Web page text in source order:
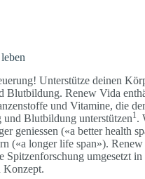
Unterstütze deinen
Blutbildung. Renew Vida
und Vitamine, die
und Blutbildung unterstützen1.
geniessen («a better health
(«a longer life span»).
Spitzenforschung umgesetzt in
Konzept.